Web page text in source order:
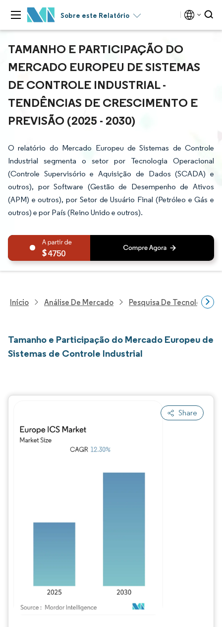
Sobre este Relatório
TAMANHO E PARTICIPAÇÃO DO
MERCADO EUROPEU DE SISTEMAS
DE CONTROLE INDUSTRIAL -
TENDÊNCIAS DE CRESCIMENTO E
PREVISÃO (2025 - 2030)
O relatório do Mercado Europeu de Sistemas de Controle
Industrial segmenta o setor por Tecnologia Operacional
(Controle Supervisório e Aquisição de Dados (SCADA) e
outros), por Software (Gestão de Desempenho de Ativos
(APM) e outros), por Setor de Usuário Final (Petróleo e Gás e
outros) e por País (Reino Unido e outros).
4750
Início Análise De Mercado Pesquisa De Tecnologia,
Tamanho e Participação do Mercado Europeu de
Sistemas de Controle Industrial
Share